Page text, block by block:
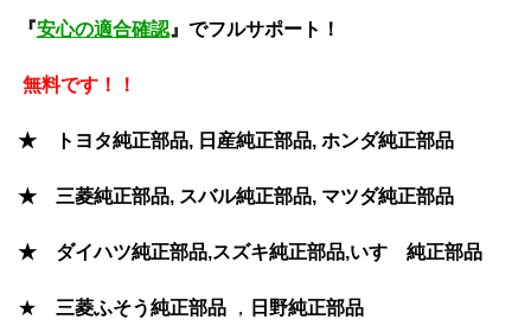
『安心の適合確認 』でフルサポート！
無料です！！
★ トヨタ純正部品, 日産純正部品, ホンダ純正部品
★ 三菱純正部品, スバル純正部品, マツダ純正部品
★ ダイハツ純正部品,スズキ純正部品,いすゞ純正部品
★ 三菱ふそう純正部品 ， 日野純正部品